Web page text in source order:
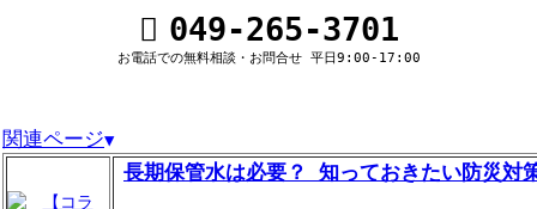
049-265-3701
お電話での無料相談・お問合せ 平日9:00-17:00
関連ページ▼
長期保管水は必要？ 知っておきたい防災対